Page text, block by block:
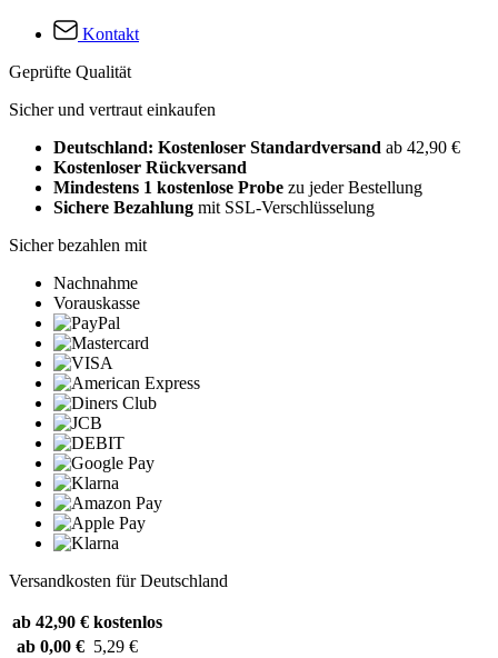
Kontakt
Geprüfte Qualität
Sicher und vertraut einkaufen
Deutschland: Kostenloser Standardversand ab 42,90 €
Kostenloser Rückversand
Mindestens 1 kostenlose Probe zu jeder Bestellung
Sichere Bezahlung mit SSL-Verschlüsselung
Sicher bezahlen mit
Nachnahme
Vorauskasse
Versandkosten für Deutschland
ab 42,90 € kostenlos
ab 0,00 € 5,29 €